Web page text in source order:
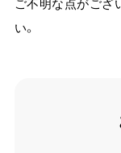
ご不明な点がござ
い。